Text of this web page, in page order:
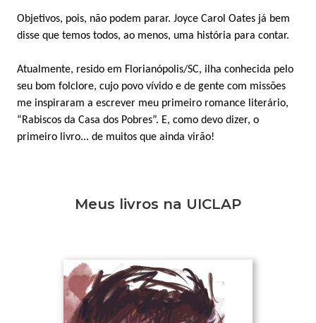
Objetivos, pois, não podem parar. Joyce Carol Oates já bem
disse que temos todos, ao menos, uma história para contar.
Atualmente, resido em Florianópolis/SC, ilha conhecida pelo
seu bom folclore, cujo povo vívido e de gente com missões
me inspiraram a escrever meu primeiro romance literário,
“Rabiscos da Casa dos Pobres”. E, como devo dizer, o
primeiro livro... de muitos que ainda virão!
Meus livros na UICLAP